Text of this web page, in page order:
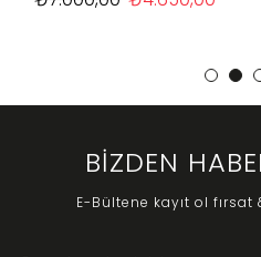
BİZDEN
E-Bültene kayıt ol